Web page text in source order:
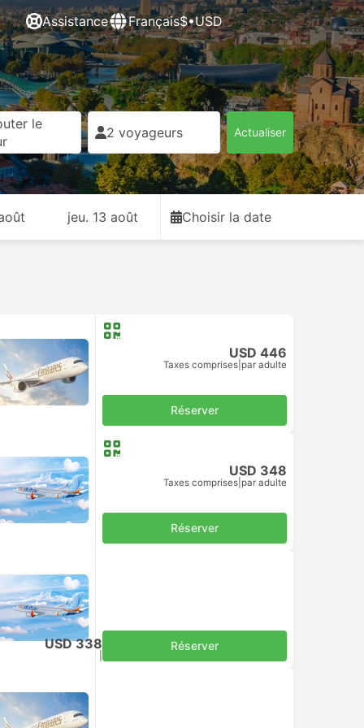
Assistance Français$•USD
le
2 voyageurs Actualiser
jeu. 13 août Choisir la date
USD 446
Taxes comprises par adulte
Réserver
USD 348
Taxes comprises par adulte
Réserver
USD 338 Réserver